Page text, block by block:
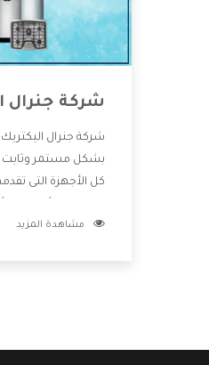
شركة جنرال
شركة جنرال
بشكل مستمر وثابت
كل الأجهزة التى
أفضل خدمات ما بعد
مشاهدة المزيد